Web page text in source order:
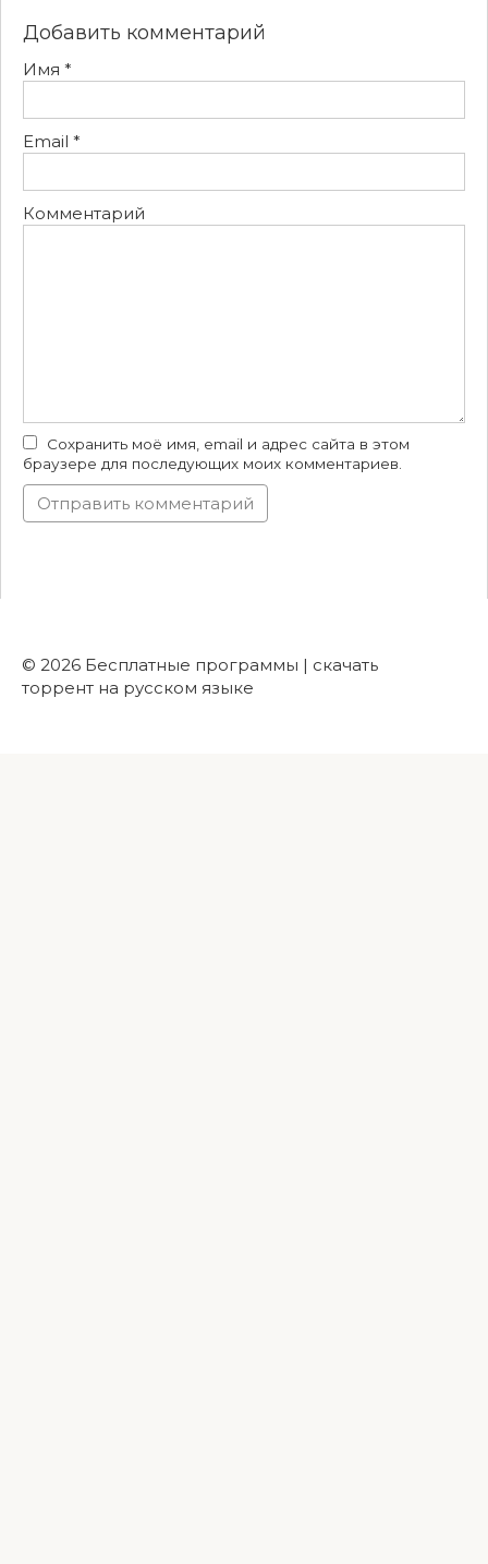
Добавить комментарий
Имя *
Email *
Комментарий
Сохранить моё имя, email и адрес сайта в этом
браузере для последующих моих комментариев.
© 2026 Бесплатные программы | скачать
торрент на русском языке